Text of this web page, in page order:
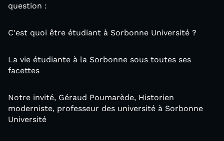
question :
C'est quoi être étudiant à Sorbonne Université ?
La vie étudiante à la Sorbonne sous toutes ses
facettes
Notre invité, Géraud Poumarède, Historien
moderniste, professeur des université à Sorbonne
Université